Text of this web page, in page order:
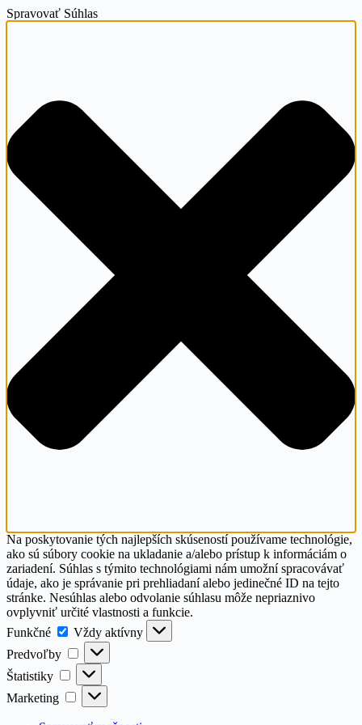
Spravovať Súhlas
Na poskytovanie tých najlepších skúseností používame technológie,
ako sú súbory cookie na ukladanie a/alebo prístup k informáciám o
zariadení. Súhlas s týmito technológiami nám umožní spracovávať
údaje, ako je správanie pri prehliadaní alebo jedinečné ID na tejto
stránke. Nesúhlas alebo odvolanie súhlasu môže nepriaznivo
ovplyvniť určité vlastnosti a funkcie.
Funkčné
Funkčné
Vždy aktívny
Predvoľby
Predvoľby
Štatistiky Štatistiky
Marketing Marketing